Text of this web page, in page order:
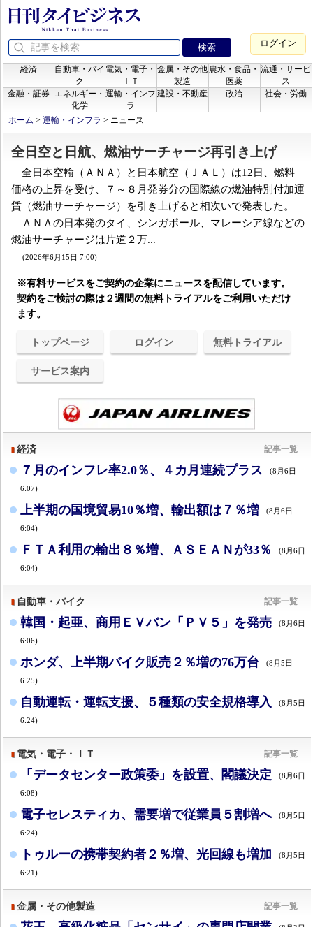
ログイン
経済
自動車・バイ
ク
電気・電子・
ＩＴ
金属・その他
製造
農水・食品・
医薬
流通・サービ
ス
金融・証券
エネルギー・
化学
運輸・インフ
ラ
建設・不動産 政治 社会・労働
ホーム > 運輸・インフラ > ニュース
全日空と日航、燃油サーチャージ再引き上げ
全日本空輸（ＡＮＡ）と日本航空（ＪＡＬ）は12日、燃料
価格の上昇を受け、７～８月発券分の国際線の燃油特別付加運
賃（燃油サーチャージ）を引き上げると相次いで発表した。
ＡＮＡの日本発のタイ、シンガポール、マレーシア線などの
燃油サーチャージは片道２万...
(2026年6月15日 7:00)
※有料サービスをご契約の企業にニュースを配信しています。
契約をご検討の際は２週間の無料トライアルをご利用いただけ
ます。
トップページ ログイン 無料トライアル
サービス案内
経済 記事一覧
７月のインフレ率2.0％、４カ月連続プラス (8月6日
6:07)
上半期の国境貿易10％増、輸出額は７％増 (8月6日
6:04)
ＦＴＡ利用の輸出８％増、ＡＳＥＡＮが33％ (8月6日
6:04)
自動車・バイク 記事一覧
韓国・起亜、商用ＥＶバン「ＰＶ５」を発売 (8月6日
6:06)
ホンダ、上半期バイク販売２％増の76万台 (8月5日
6:25)
自動運転・運転支援、５種類の安全規格導入 (8月5日
6:24)
電気・電子・ＩＴ 記事一覧
「データセンター政策委」を設置、閣議決定 (8月6日
6:08)
電子セレスティカ、需要増で従業員５割増へ (8月5日
6:24)
トゥルーの携帯契約者２％増、光回線も増加 (8月5日
6:21)
金属・その他製造 記事一覧